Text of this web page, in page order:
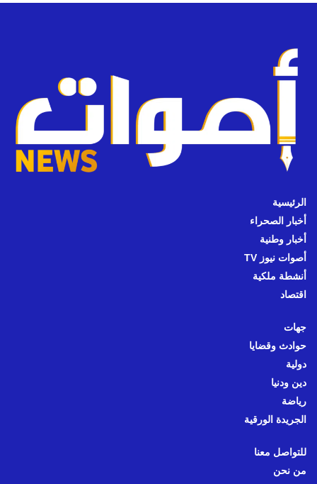
الرئيسية
أخبار الصحراء
أخبار وطنية
أصوات نيوز TV
أنشطة ملكية
اقتصاد
جهات
حوادث وقضايا
دولية
دين ودنيا
رياضة
الجريدة الورقية
للتواصل معنا
من نحن